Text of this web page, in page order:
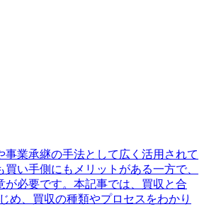
事業承継の手法として広く活用されて
い手側にもメリットがある一方で、
が必要です。本記事では、買収と合
め、買収の種類やプロセスをわかり